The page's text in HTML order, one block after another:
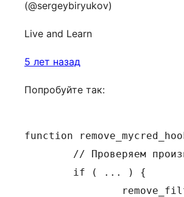
(@sergeybiryukov)
Live and Learn
5 лет назад
Попробуйте так:
function